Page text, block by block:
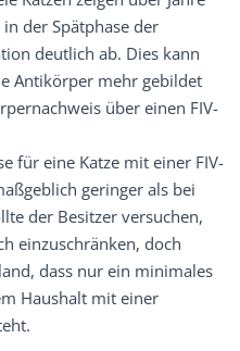
der Spätphase der
deutlich ab. Dies kann
Antikörper mehr gebildet
über einen FIV-
für eine Katze mit einer FIV-
geringer als bei
der Besitzer versuchen,
einzuschränken, doch
dass nur ein minimales
Haushalt mit einer